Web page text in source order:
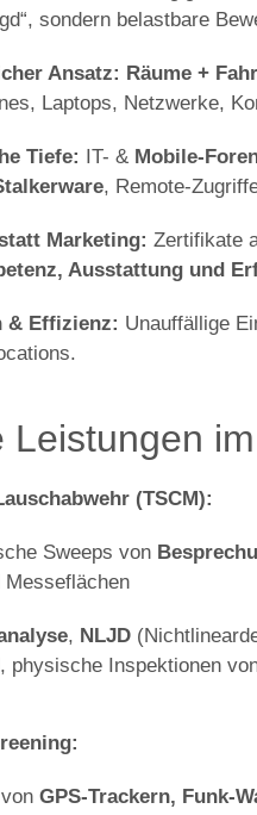
sondern belastbare
Ansatz: Räume +
Laptops, Netzwerke,
Tiefe: IT- & Mobile-
, Remote-
Marketing: Zertifikate
Ausstattung und
& Effizienz: Unauffällige
Leistungen
(TSCM):
Sweeps von
Messeflächen
, NLJD
physische Inspektionen
GPS-Trackern, Funk-